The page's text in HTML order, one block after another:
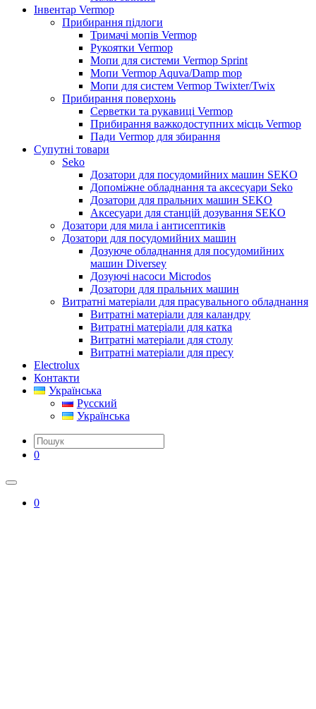
Інвентар Vermop
Прибирання підлоги
Тримачі мопів Vermop
Рукоятки Vermop
Мопи для системи Vermop Sprint
Мопи Vermop Aquva/Damp mop
Мопи для систем Vermop Twixter/Twix
Прибирання поверхонь
Серветки та рукавиці Vermop
Прибирання важкодоступних місць Vermop
Пади Vermop для збирання
Супутні товари
Seko
Дозатори для посудомийних машин SEKO
Допоміжне обладнання та аксесуари Seko
Дозатори для пральних машин SEKO
Аксесуари для станцій дозування SEKO
Дозатори для мила і антисептиків
Дозатори для посудомийних машин
Дозуюче обладнання для посудомийних
машин Diversey
Дозуючі насоси Microdos
Дозатори для пральних машин
Витратні матеріали для прасувального обладнання
Витратні матеріали для каландру
Витратні матеріали для катка
Витратні матеріали для столу
Витратні матеріали для пресу
Electrolux
Контакти
Українська
Русский
Українська
0
0